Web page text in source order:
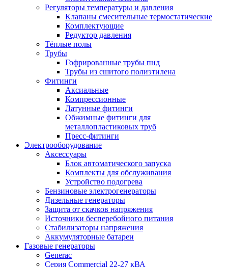
Регуляторы температуры и давления
Клапаны смесительные термостатические
Комплектующие
Редуктор давления
Тёплые полы
Трубы
Гофрированные трубы пнд
Трубы из сшитого полиэтилена
Фитинги
Аксиальные
Компрессионные
Латунные фитинги
Обжимные фитинги для
металлопластиковых труб
Пресс-фитинги
Электрооборудование
Аксессуары
Блок автоматического запуска
Комплекты для обслуживания
Устройство подогрева
Бензиновые электрогенераторы
Дизельные генераторы
Защита от скачков напряжения
Источники бесперебойного питания
Стабилизаторы напряжения
Аккумуляторные батареи
Газовые генераторы
Generac
Серия Commercial 22-27 кВА